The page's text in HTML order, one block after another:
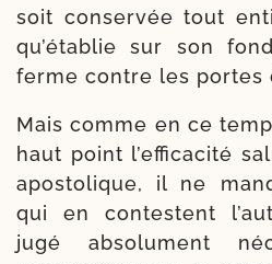
soit conser­vée tout
qu’é­ta­blie sur son
ferme contre les portes
Mais comme en ce
haut point l’ef­fi­ca­ci­té
apos­to­lique, il ne
qui en contestent
jugé abso­lu­ment